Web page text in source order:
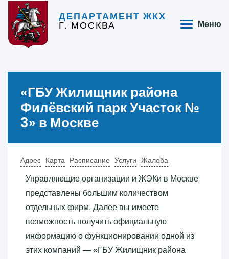
ДЕПАРТАМЕНТ ЖКХ
Г. МОСКВА Меню
«‎ГБУ Жилищник района
Филёвский парк Участок №
3»‎ в Москве
Адрес Карта Расписание Услуги Жалоба
Управляющие организации и ЖЭКи в Москве
представлены большим количеством
отдельных фирм. Далее вы имеете
возможность получить официальную
информацию о функционировании одной из
этих компаний — «‎ГБУ Жилищник района